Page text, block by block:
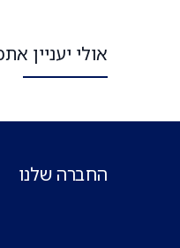
אולי יעניין
החברה שלנו